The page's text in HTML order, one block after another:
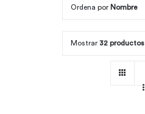
Ordena por Nombre
Mostrar 32 productos